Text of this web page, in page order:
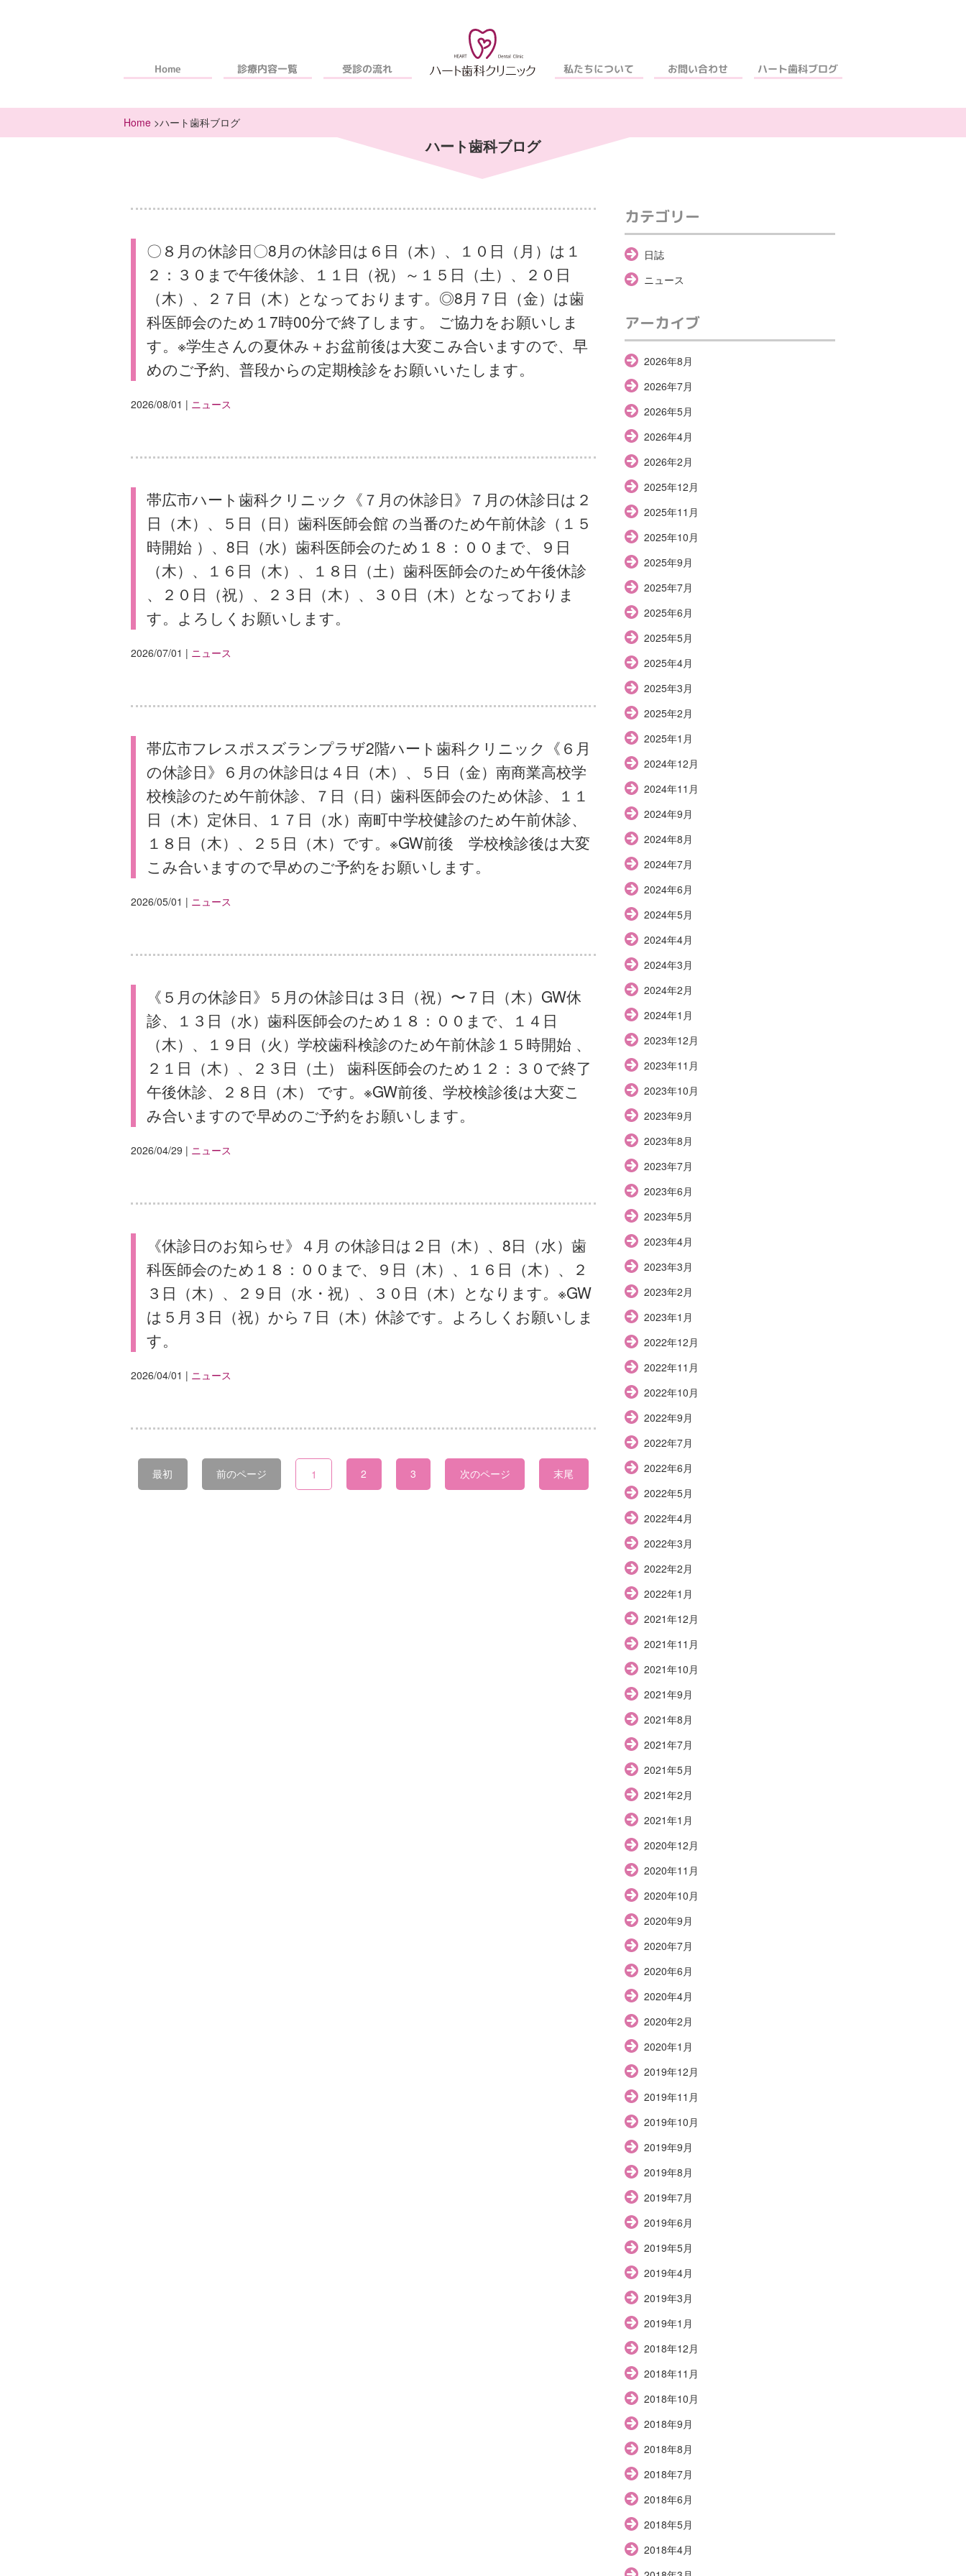
Home 診療内容一覧 受診の流れ 私たちについて お問い合わせ ハート歯科ブログ
Home >ハート歯科ブログ
ハート歯科ブログ
〇８月の休診日〇8月の休診日は６日（木）、１０日（月）は１
２：３０まで午後休診、１１日（祝）～１５日（土）、２０日
（木）、２７日（木）となっております。◎8月７日（金）は歯
科医師会のため１7時00分で終了します。 ご協力をお願いしま
す。※学生さんの夏休み＋お盆前後は大変こみ合いますので、早
めのご予約、普段からの定期検診をお願いいたします。
2026/08/01 | ニュース
帯広市ハート歯科クリニック《７月の休診日》７月の休診日は２
日（木）、５日（日）歯科医師会館 の当番のため午前休診（１５
時開始 ）、8日（水）歯科医師会のため１８：００まで、９日
（木）、１６日（木）、１８日（土）歯科医師会のため午後休診
、２０日（祝）、２３日（木）、３０日（木）となっておりま
す。よろしくお願いします。
2026/07/01 | ニュース
帯広市フレスポスズランプラザ2階ハート歯科クリニック《６月
の休診日》６月の休診日は４日（木）、５日（金）南商業高校学
校検診のため午前休診、７日（日）歯科医師会のため休診、１１
日（木）定休日、１７日（水）南町中学校健診のため午前休診、
１８日（木）、２５日（木）です。※GW前後 学校検診後は大変
こみ合いますので早めのご予約をお願いします。
2026/05/01 | ニュース
《５月の休診日》５月の休診日は３日（祝）〜７日（木）GW休
診、１３日（水）歯科医師会のため１８：００まで、１４日
（木）、１９日（火）学校歯科検診のため午前休診１５時開始 、
２１日（木）、２３日（土） 歯科医師会のため１２：３０で終了
午後休診、２８日（木） です。※GW前後、学校検診後は大変こ
み合いますので早めのご予約をお願いします。
2026/04/29 | ニュース
《休診日のお知らせ》４月 の休診日は２日（木）、8日（水）歯
科医師会のため１８：００まで、９日（木）、１６日（木）、２
３日（木）、２９日（水・祝）、３０日（木）となります。※GW
は５月３日（祝）から７日（木）休診です。よろしくお願いしま
す。
2026/04/01 | ニュース
最初 前のページ 1 2 3 次のページ 末尾
カテゴリー
日誌
ニュース
アーカイブ
2026年8月
2026年7月
2026年5月
2026年4月
2026年2月
2025年12月
2025年11月
2025年10月
2025年9月
2025年7月
2025年6月
2025年5月
2025年4月
2025年3月
2025年2月
2025年1月
2024年12月
2024年11月
2024年9月
2024年8月
2024年7月
2024年6月
2024年5月
2024年4月
2024年3月
2024年2月
2024年1月
2023年12月
2023年11月
2023年10月
2023年9月
2023年8月
2023年7月
2023年6月
2023年5月
2023年4月
2023年3月
2023年2月
2023年1月
2022年12月
2022年11月
2022年10月
2022年9月
2022年7月
2022年6月
2022年5月
2022年4月
2022年3月
2022年2月
2022年1月
2021年12月
2021年11月
2021年10月
2021年9月
2021年8月
2021年7月
2021年5月
2021年2月
2021年1月
2020年12月
2020年11月
2020年10月
2020年9月
2020年7月
2020年6月
2020年4月
2020年2月
2020年1月
2019年12月
2019年11月
2019年10月
2019年9月
2019年8月
2019年7月
2019年6月
2019年5月
2019年4月
2019年3月
2019年1月
2018年12月
2018年11月
2018年10月
2018年9月
2018年8月
2018年7月
2018年6月
2018年5月
2018年4月